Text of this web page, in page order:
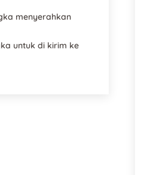
menyerahkan
untuk di kirim ke